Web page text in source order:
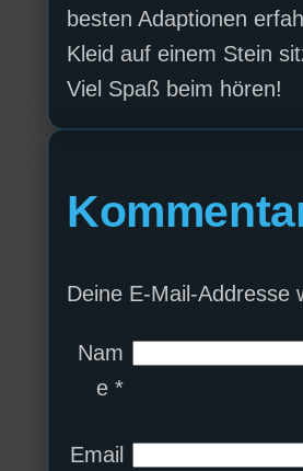
besten Adaptionen
Kleid auf einem Stein
Viel Spaß beim hören!
Deine E-Mail-Addresse
Nam
e *
Email